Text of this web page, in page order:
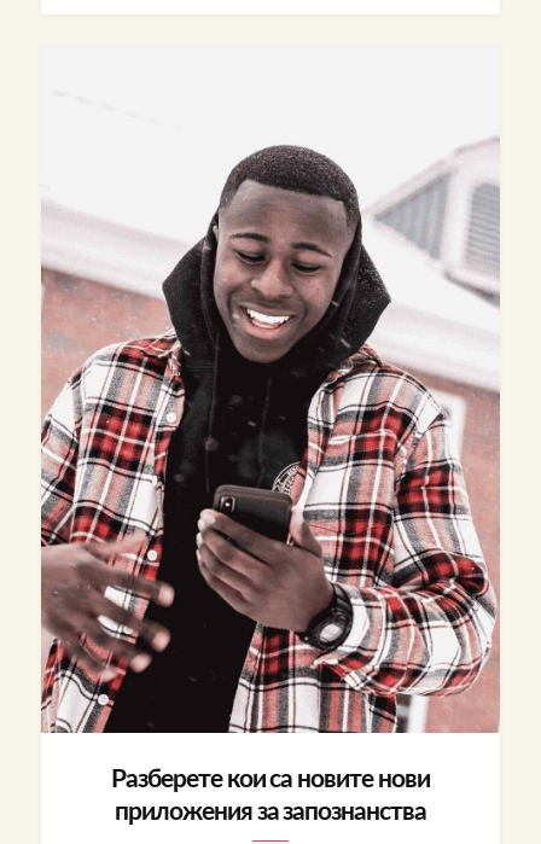
Разберете кои са новите нови
приложения за запознанства